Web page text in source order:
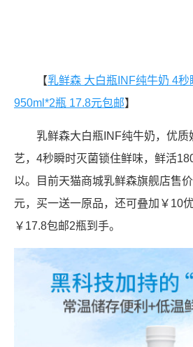
【乳鲜森 大白瓶INF纯牛奶 4
950ml*2瓶 17.8元包邮】
乳鲜森大白瓶INF纯牛奶，优质
艺，4秒瞬时灭菌锁住鲜味，鲜活
以。目前天猫商城乳鲜森旗舰店售
元，买一送一原品，还可叠加￥10
￥17.8包邮2瓶到手。